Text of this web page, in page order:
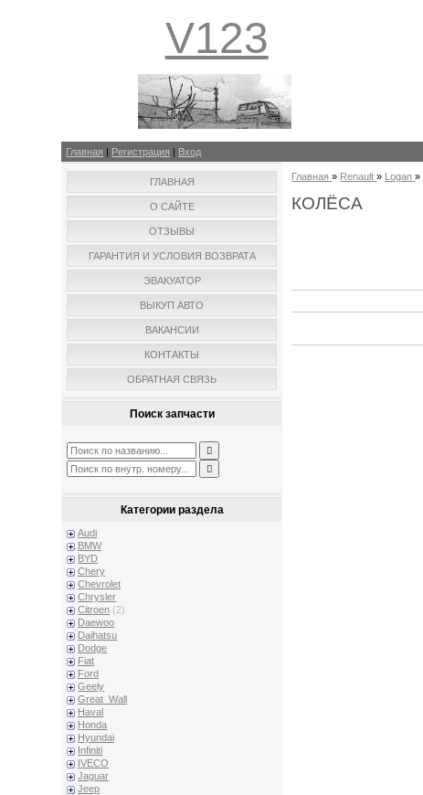
V123
Главная | Регистрация | Вход
ГЛАВНАЯ
О САЙТЕ
ОТЗЫВЫ
ГАРАНТИЯ И УСЛОВИЯ ВОЗВРАТА
ЭВАКУАТОР
ВЫКУП АВТО
ВАКАНСИИ
КОНТАКТЫ
ОБРАТНАЯ СВЯЗЬ
Поиск запчасти
Категории раздела
Audi
BMW
BYD
Chery
Chevrolet
Chrysler
Citroen (2)
Daewoo
Daihatsu
Dodge
Fiat
Ford
Geely
Great_Wall
Haval
Honda
Hyundai
Infiniti
IVECO
Jaguar
Jeep
Главная » Renault » Logan »
КОЛЁСА